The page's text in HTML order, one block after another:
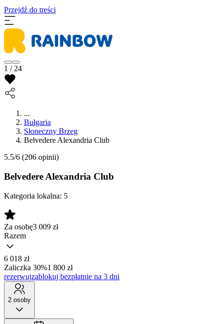
Przejdź do treści
1 / 24
...
Bułgaria
Słoneczny Brzeg
Belvedere Alexandria Club
5.5/6 (206 opinii)
Belvedere Alexandria Club
Kategoria lokalna: 5
Za osobę3 009 zł
Razem
6 018 zł
Zaliczka 30%1 800 zł
rezerwujzablokuj bezpłatnie na 3 dni
2 osoby